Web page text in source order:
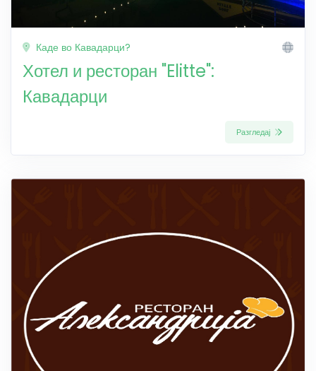
Каде во Кавадарци?
Хотел и ресторан "Elitte":
Кавадарци
Разгледај